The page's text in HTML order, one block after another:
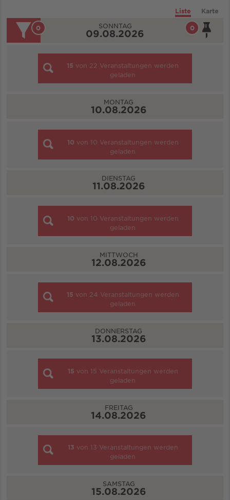
Liste Karte
0
0 SONNTAG
09.08.2026
15 von 22 Veranstaltungen werden
geladen
MONTAG
10.08.2026
10 von 10 Veranstaltungen werden
geladen
DIENSTAG
11.08.2026
10 von 10 Veranstaltungen werden
geladen
MITTWOCH
12.08.2026
15 von 24 Veranstaltungen werden
geladen
DONNERSTAG
13.08.2026
15 von 15 Veranstaltungen werden
geladen
FREITAG
14.08.2026
13 von 13 Veranstaltungen werden
geladen
SAMSTAG
15.08.2026